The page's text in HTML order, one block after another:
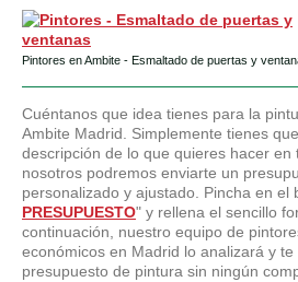
Pintores en Ambite - Esmaltado de puertas y
Cuéntanos que idea tienes para la
Ambite Madrid. Simplemente tienes
descripción de lo que quieres hacer
nosotros podremos enviarte un
personalizado y ajustado. Pincha en el
PRESUPUESTO" y rellena el sencillo
continuación, nuestro equipo de
económicos en Madrid lo analizará y
presupuesto de pintura sin ningún